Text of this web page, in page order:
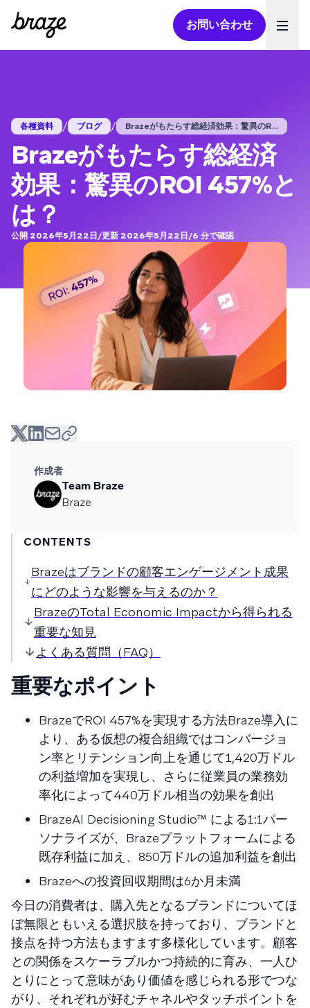
お問い合わせ
各種資料 / ブログ / Brazeがもたらす総経済効果：驚異のR...
Brazeがもたらす総経済
効果：驚異のROI 457%と
は？
公開 2026年5月22日/更新 2026年5月22日/6 分で確認
作成者
Team Braze
Braze
CONTENTS
Brazeはブランドの顧客エンゲージメント成果
にどのような影響を与えるのか？
BrazeのTotal Economic Impactから得られる
重要な知見
よくある質問（FAQ）
重要なポイント
BrazeでROI 457%を実現する方法Braze導入に
より、ある仮想の複合組織ではコンバージョ
ン率とリテンション向上を通じて1,420万ドル
の利益増加を実現し、さらに従業員の業務効
率化によって440万ドル相当の効果を創出
BrazeAI Decisioning Studio™ による1:1パー
ソナライズが、Brazeプラットフォームによる
既存利益に加え、850万ドルの追加利益を創出
Brazeへの投資回収期間は6か月未満
今日の消費者は、購入先となるブランドについてほ
ぼ無限ともいえる選択肢を持っており、ブランドと
接点を持つ方法もますます多様化しています。顧客
との関係をスケーラブルかつ持続的に育み、一人ひ
とりにとって意味があり価値を感じられる形でつな
がり、それぞれが好むチャネルやタッチポイントを